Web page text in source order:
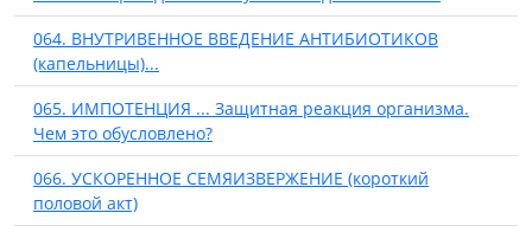
064. ВНУТРИВЕННОЕ ВВЕДЕНИЕ АНТИБИОТИКОВ
(капельницы)...
065. ИМПОТЕНЦИЯ ... Защитная реакция организма.
Чем это обусловлено?
066. УСКОРЕННОЕ СЕМЯИЗВЕРЖЕНИЕ (короткий
половой акт)